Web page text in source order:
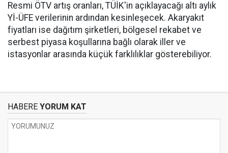
Resmi ÖTV artış oranları, TÜİK'in açıklayacağı altı aylık
Yİ-ÜFE verilerinin ardından kesinleşecek. Akaryakıt
fiyatları ise dağıtım şirketleri, bölgesel rekabet ve
serbest piyasa koşullarına bağlı olarak iller ve
istasyonlar arasında küçük farklılıklar gösterebiliyor.
HABERE YORUM KAT